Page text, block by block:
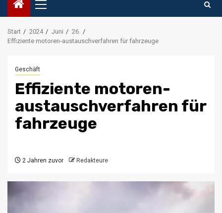
Primäres
Menü
Start 2024 Juni
26.
Effiziente motoren-austauschverfahren für fahrzeuge
Geschäft
Effiziente motoren-
austauschverfahren für
fahrzeuge
2 Jahren zuvor Redakteure